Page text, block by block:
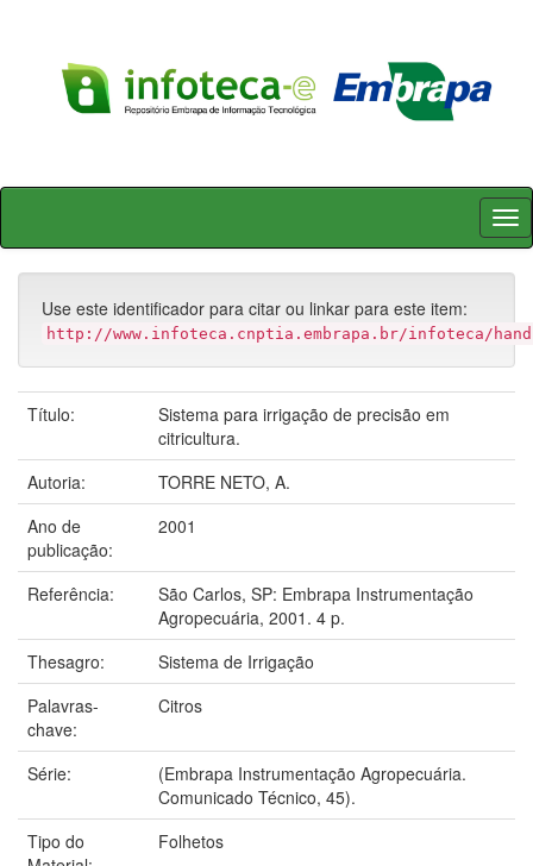
Skip
Use este identificador para citar ou linkar para este item:
http://www.infoteca.cnptia.embrapa.br/infoteca/
Título:
Sistema para irrigação de precisão em
citricultura.
Autoria:
TORRE NETO, A.
Ano de
publicação:
2001
Referência:
São Carlos, SP: Embrapa Instrumentação
Agropecuária, 2001. 4 p.
Thesagro:
Sistema de Irrigação
Palavras-
chave:
Citros
Série:
(Embrapa Instrumentação Agropecuária.
Comunicado Técnico, 45).
Tipo do
Folhetos